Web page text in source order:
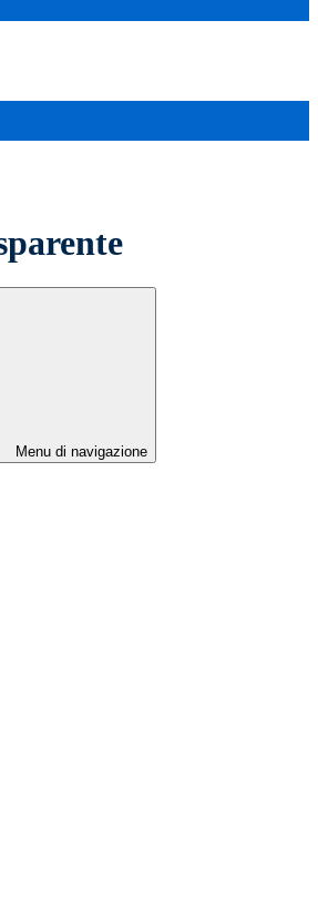
Menu di navigazione